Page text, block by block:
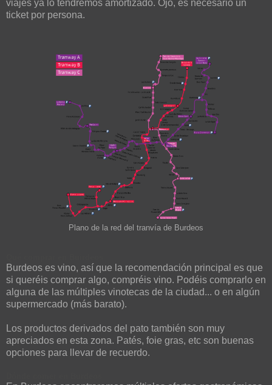
viajes ya lo tendremos amortizado. Ojo, es necesario un
ticket por persona.
Plano de la red del tranvía de Burdeos
Burdeos es vino, así que la recomendación principal es que
si queréis comprar algo, compréis vino. Podéis comprarlo en
alguna de las múltiples vinotecas de la ciudad... o en algún
supermercado (más barato).
Los productos derivados del pato también son muy
apreciados en esta zona. Patés, foie gras, etc son buenas
opciones para llevar de recuerdo.